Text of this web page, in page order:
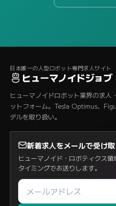
日本唯一の人型ロボット専門求人サイト
ヒューマノイドジョブ
ヒューマノイドロボット業界の求人
ットフォーム。Tesla Optimus、
デルを取り扱い。
新着求人をメールで受け
ヒューマノイド・ロボティクス
タイミングでお送りします。